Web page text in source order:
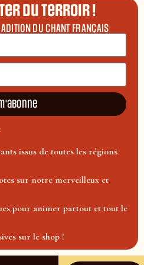
du terroir !
DU CHANT FRANÇAIS
issus de toutes les régions
sur notre merveilleux et
pour animer partout et tout le
sur le shop !